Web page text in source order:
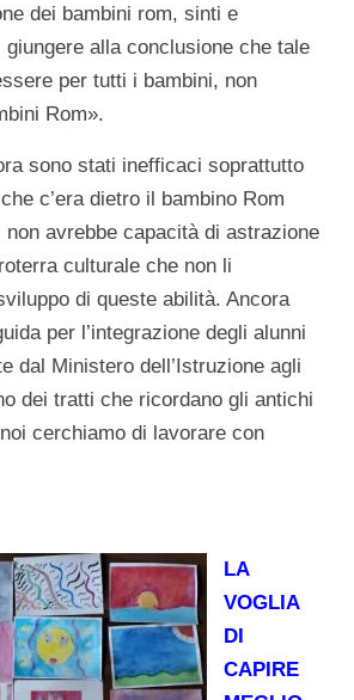
dei bambini rom, sinti e
alla conclusione che tale
per tutti i bambini, non
Rom».
sono stati inefficaci soprattutto
c’era dietro il bambino Rom
avrebbe capacità di astrazione
culturale che non li
di queste abilità. Ancora
per l’integrazione degli alunni
dal Ministero dell’Istruzione agli
dei tratti che ricordano gli antichi
cerchiamo di lavorare con
LA
VOGLIA
DI
CAPIRE